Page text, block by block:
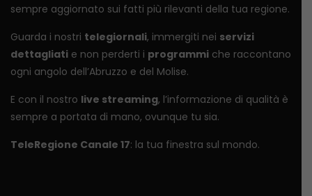
sempre aggiornato sui fatti più rilevanti della tua regione.
Guarda i nostri telegiornali, immergiti nei servizi
dettagliati e non perderti i programmi che raccontano
ogni angolo dell’Abruzzo e del Molise.
E con il nostro live streaming, l’informazione di qualità è
sempre a portata di mano, ovunque tu sia.
TeleRegione Canale 17: la tua finestra sul mondo.